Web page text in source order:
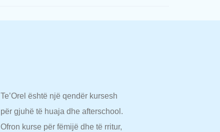
Te’Orel është një qendër kursesh
për gjuhë të huaja dhe afterschool.
Ofron kurse për fëmijë dhe të rritur,